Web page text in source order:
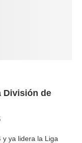
División de
y ya lidera la Liga